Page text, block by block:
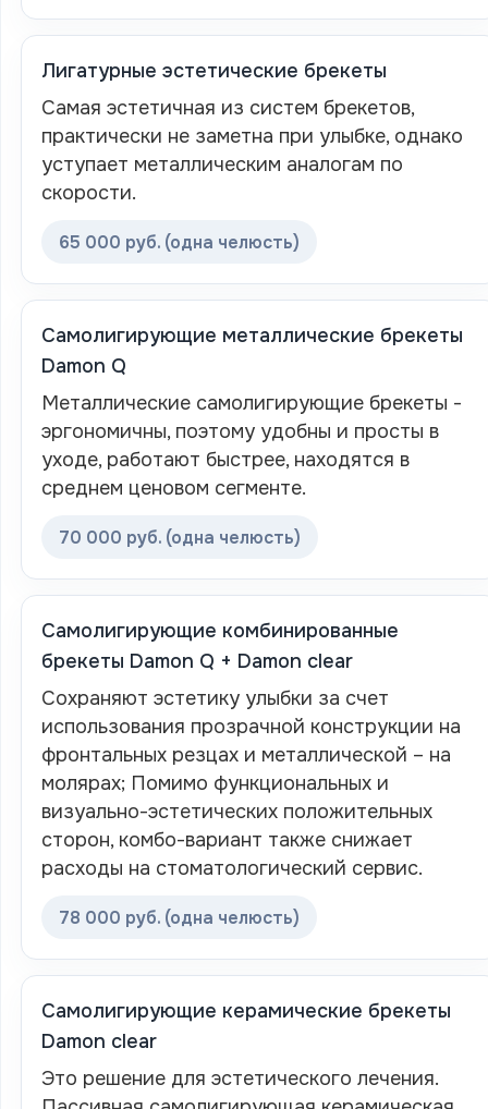
Лигатурные эстетические брекеты
Самая эстетичная из систем брекетов,
практически не заметна при улыбке, однако
уступает металлическим аналогам по
скорости.
65 000 руб. (одна челюсть)
Самолигирующие металлические брекеты
Damon Q
Металлические самолигирующие брекеты -
эргономичны, поэтому удобны и просты в
уходе, работают быстрее, находятся в
среднем ценовом сегменте.
70 000 руб. (одна челюсть)
Самолигирующие комбинированные
брекеты Damon Q + Damon clear
Сохраняют эстетику улыбки за счет
использования прозрачной конструкции на
фронтальных резцах и металлической – на
молярах; Помимо функциональных и
визуально-эстетических положительных
сторон, комбо-вариант также снижает
расходы на стоматологический сервис.
78 000 руб. (одна челюсть)
Самолигирующие керамические брекеты
Damon clear
Это решение для эстетического лечения.